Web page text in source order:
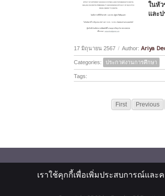
ในหัว
และ
17 มิถุนายน 2567 / Author: Ariya
Categories: ประกาศงานการศึกษา
Tags:
First Previous
เราใช้คุกกี้เพื่อเพิ่มประสบการณ์และ